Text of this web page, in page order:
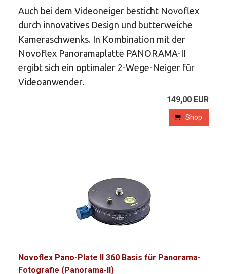
Auch bei dem Videoneiger besticht Novoflex
durch innovatives Design und butterweiche
Kameraschwenks. In Kombination mit der
Novoflex Panoramaplatte PANORAMA-II
ergibt sich ein optimaler 2-Wege-Neiger für
Videoanwender.
149,00 EUR
Shop
Novoflex Pano-Plate II 360 Basis für Panorama-
Fotografie (Panorama-II)